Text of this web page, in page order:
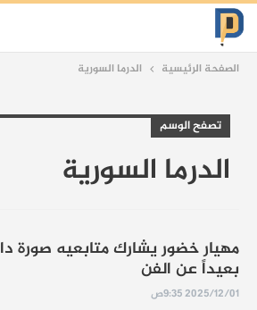
الصفحة الرئيسية الدرما السورية
تصفح الوسم
الدرما السورية
مهيار خضور يشارك متابعيه صورة
بعيداً عن الفن
2025/12/01 9:35ص